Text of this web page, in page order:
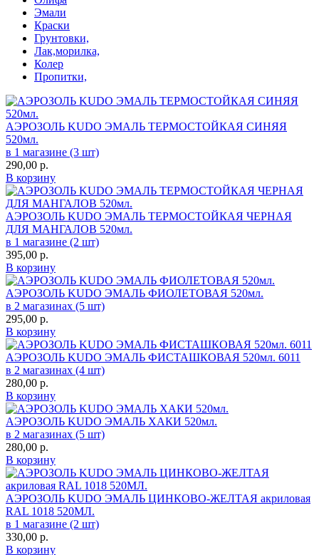
Эмали
Краски
Грунтовки,
Лак,морилка,
Колер
Пропитки,
АЭРОЗОЛЬ KUDO ЭМАЛЬ ТЕРМОСТОЙКАЯ СИНЯЯ
520мл.
в 1 магазине (3 шт)
290,00 р.
В корзину
АЭРОЗОЛЬ KUDO ЭМАЛЬ ТЕРМОСТОЙКАЯ ЧЕРНАЯ
ДЛЯ МАНГАЛОВ 520мл.
в 1 магазине (2 шт)
395,00 р.
В корзину
АЭРОЗОЛЬ KUDO ЭМАЛЬ ФИОЛЕТОВАЯ 520мл.
в 2 магазинах (5 шт)
295,00 р.
В корзину
АЭРОЗОЛЬ KUDO ЭМАЛЬ ФИСТАШКОВАЯ 520мл. 6011
в 2 магазинах (4 шт)
280,00 р.
В корзину
АЭРОЗОЛЬ KUDO ЭМАЛЬ ХАКИ 520мл.
в 2 магазинах (5 шт)
280,00 р.
В корзину
АЭРОЗОЛЬ KUDO ЭМАЛЬ ЦИНКОВО-ЖЕЛТАЯ акриловая
RAL 1018 520МЛ.
в 1 магазине (2 шт)
330,00 р.
В корзину